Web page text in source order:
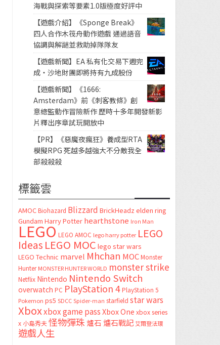
海戰與探索等要素1.0版極度好評中
【遊戲介紹】《Sponge Break》
四人合作木筏舟動作遊戲 通過語音
協調與解謎並救助掉隊隊友
【遊戲新聞】EA 私有化交易下週完
成・沙地財團即將持有九成股份
【遊戲新聞】《1666:
Amsterdam》前《刺客教條》創
意總監動作冒險新作 歷時十多年開發新影
片釋出序章試玩開放中
【PR】《惡魔夜瘋狂》養成型RTA
模擬RPG 死越多越強大不分敵我全
部殺殺殺
標籤雲
AMOC Biohazard Blizzard BrickHeadz elden ring
Gundam Harry Potter hearthstone Iron Man
LEGO LEGO AMOC lego harry potter LEGO
Ideas LEGO MOC lego star wars
LEGO Technic marvel Mhchan MOC Monster
Hunter MONSTER HUNTER WORLD monster strike
Netflix Nintendo Nintendo Switch
overwatch PC PlayStation 4 PlayStation 5
Pokemon ps5 SDCC Spider-man starfield star wars
Xboxxbox game passXbox One xbox series
x 小島秀夫怪物彈珠 爐石 爐石戰記艾爾登法環
遊戲人生